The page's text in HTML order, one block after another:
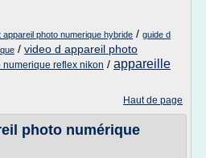
appareil photo numerique hybride / guide d
/ video d appareil photo
reflex nikon / appareille
Haut de page
photo numérique